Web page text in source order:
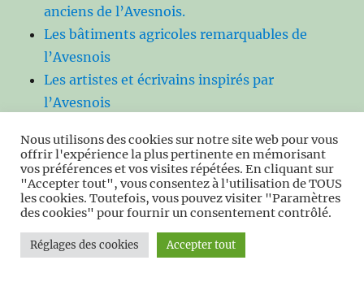
anciens de l’Avesnois.
Les bâtiments agricoles remarquables de
l’Avesnois
Les artistes et écrivains inspirés par
l’Avesnois
l’Avesnois
Les bâtisseurs de l’Avesnois
Les figures religieuses et spirituelles de
l’Avesnois
Les figures de la vie sociale
Portraits de paysans, meuniers, éleveurs,
Nous utilisons des cookies sur notre site web pour vous
offrir l'expérience la plus pertinente en mémorisant
vos préférences et vos visites répétées. En cliquant sur
"Accepter tout", vous consentez à l'utilisation de TOUS
les cookies. Toutefois, vous pouvez visiter "Paramètres
des cookies" pour fournir un consentement contrôlé.
Réglages des cookies Accepter tout